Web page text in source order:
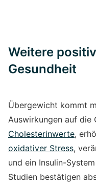
Weitere
Gesundheit
Übergewicht kommt
Auswirkungen auf die
Cholesterinwerte,
oxidativer Stress,
und ein Insulin-
Studien bestätigen